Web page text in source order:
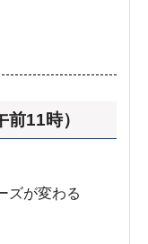
11時）
ズが変わる